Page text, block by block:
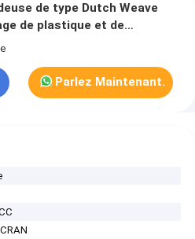
de type Dutch Weave
de plastique et de
Parlez Maintenant.